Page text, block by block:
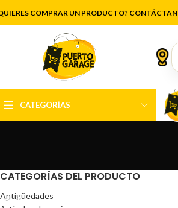
COMPRAR UN PRODUCTO?
CATEGORÍAS
CATEGORÍAS DEL PRODUCTO
Antigüedades